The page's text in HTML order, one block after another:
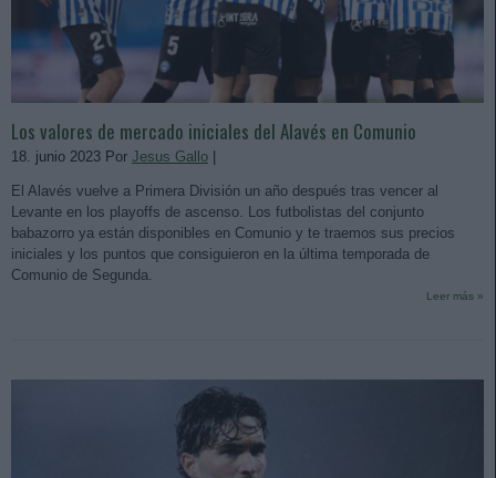
Los valores de mercado iniciales del Alavés en Comunio
18. junio 2023 Por Jesus Gallo
El Alavés vuelve a Primera División un año después tras vencer al
Levante en los playoffs de ascenso. Los futbolistas del conjunto
babazorro ya están disponibles en Comunio y te traemos sus precios
iniciales y los puntos que consiguieron en la última temporada de
Comunio de Segunda.
Leer más »